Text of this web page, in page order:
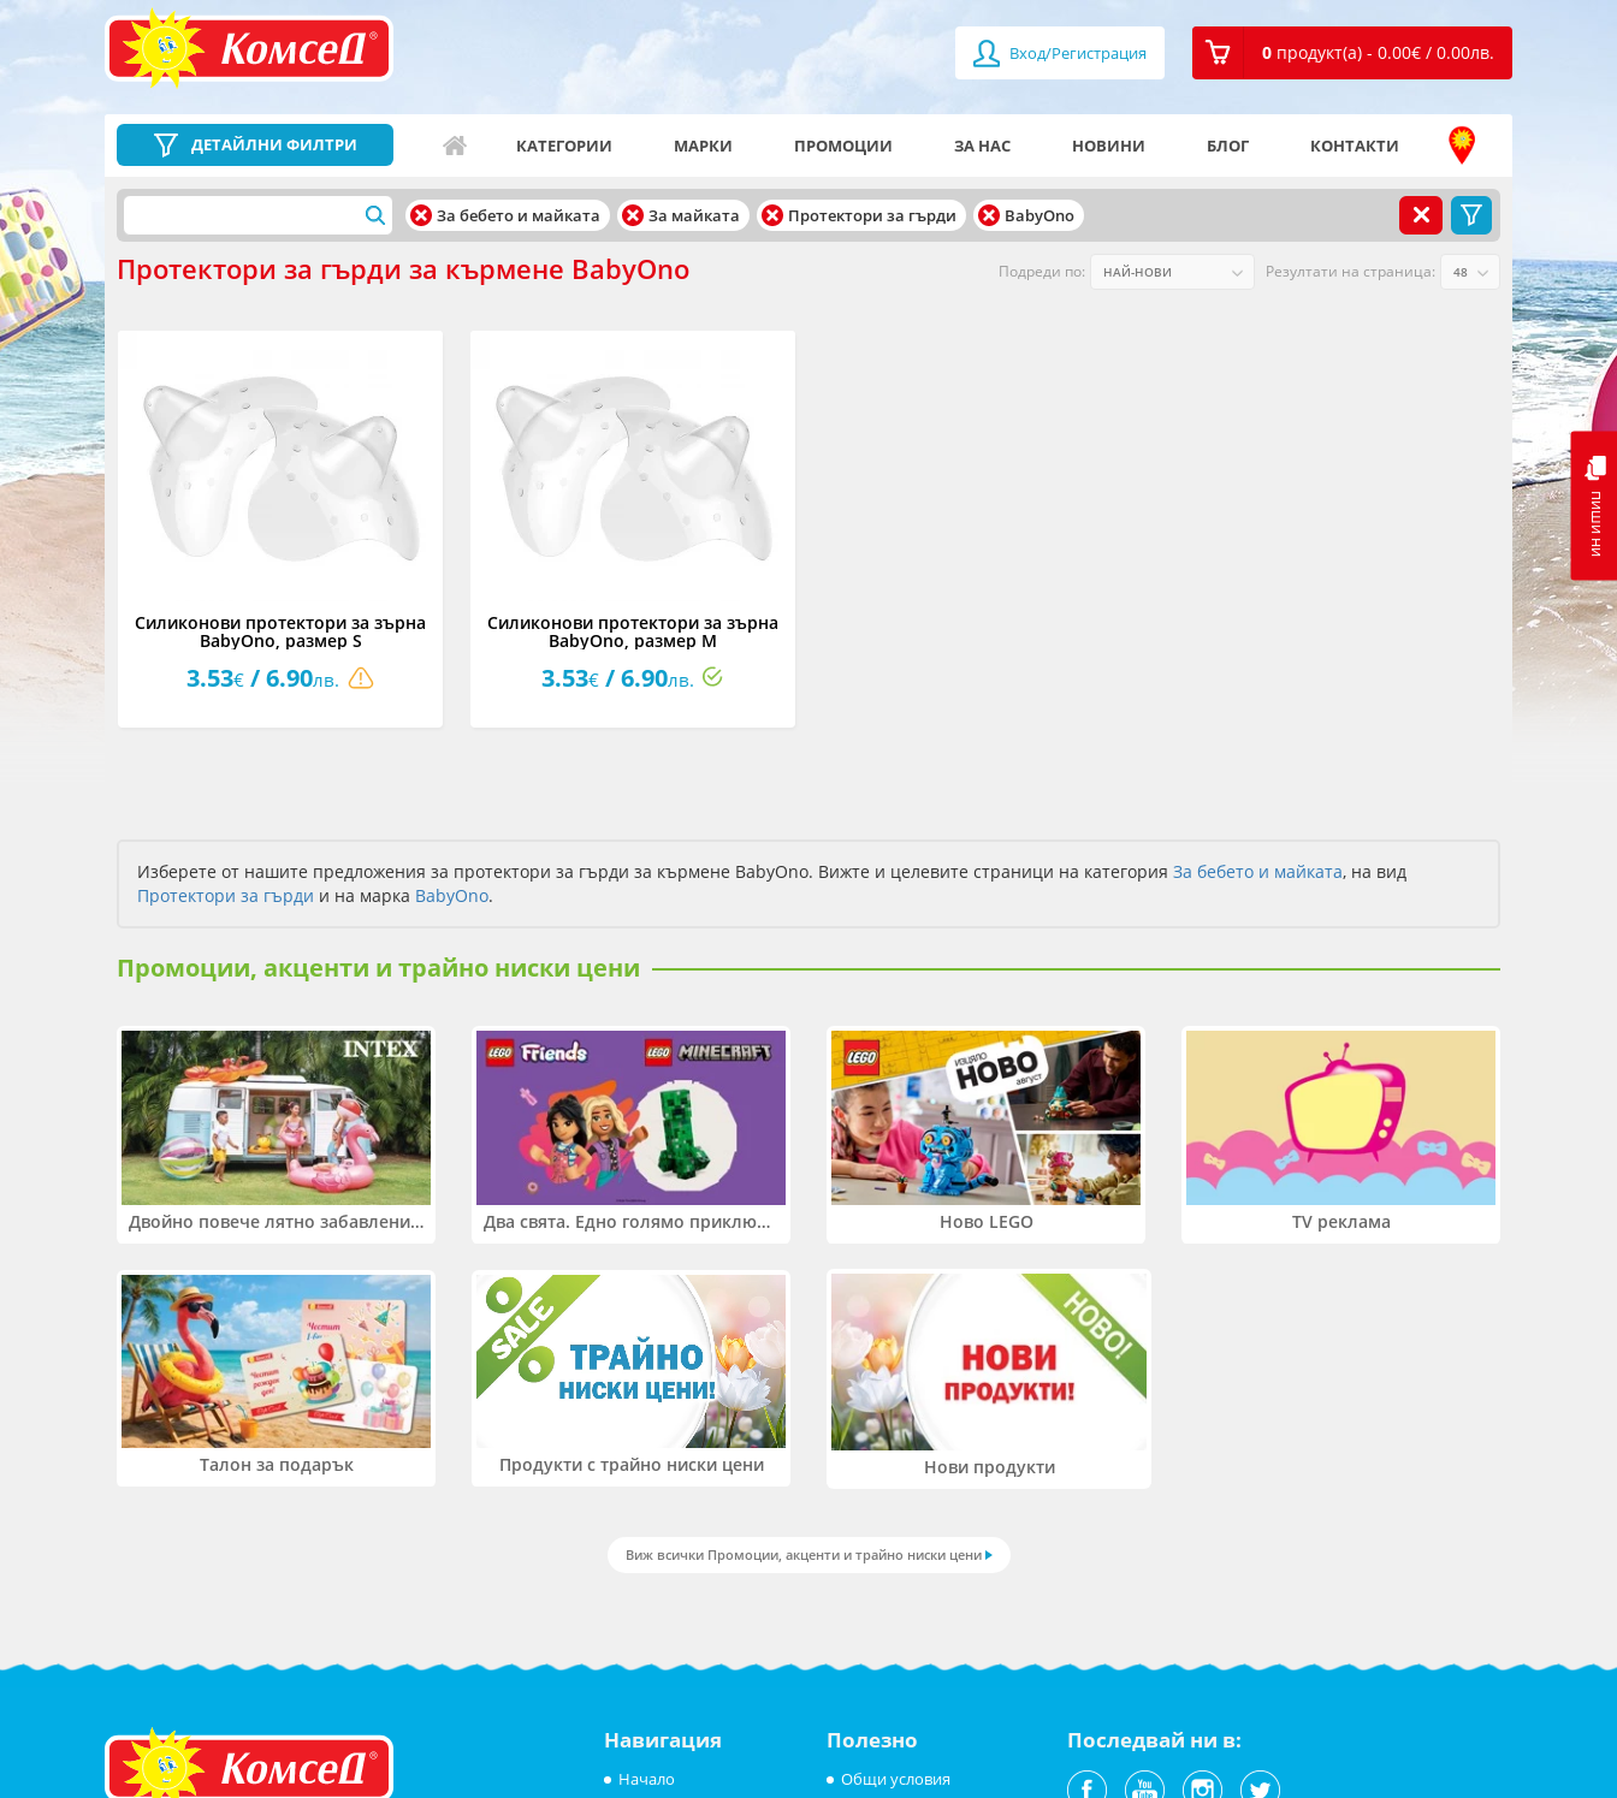
Вход/Регистрация 0 продукт(а) - 0.00€ / 0.00лв.
пиши ни
ДЕТАЙЛНИ ФИЛТРИ КАТЕГОРИИ МАРКИ ПРОМОЦИИ ЗА НАС НОВИНИ БЛОГ КОНТАКТИ
За бебето и майката За майката Протектори за гърди BabyOno
Протектори за гърди за кърмене BabyOno Подреди по: Резултати на страница:
Силиконови протектори за зърна
BabyOno, размер S
3.53€ / 6.90лв.
Силиконови протектори за зърна
BabyOno, размер M
3.53€ / 6.90лв.
Изберете от нашите предложения за протектори за гърди за кърмене BabyOno. Вижте и целевите страници на категория За бебето и майката, на вид
Протектори за гърди и на марка BabyOno.
Промоции, акценти и трайно ниски цени
Двойно повече лятно забавление! Купи 2 продукта INTEX и вземи -33% Два свята. Едно голямо приключение. Купи 2 продукта LEGO® Friends и/или LEGO® Minecraft и вземи -27% Ново LEGO TV реклама
Талон за подарък Продукти с трайно ниски цени Нови продукти
Виж всички Промоции, акценти и трайно ниски цени
Навигация
Начало
Полезно
Общи условия
Последвай ни в: